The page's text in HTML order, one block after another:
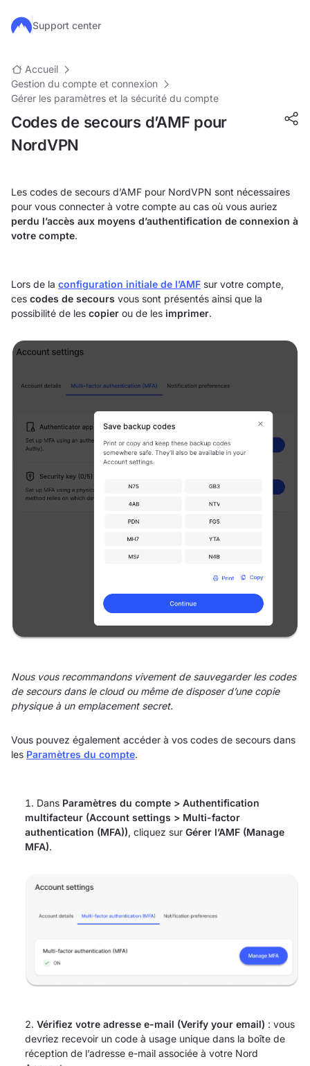
Passer au contenu principal
Support center
Accueil
Gestion du compte et connexion
Gérer les paramètres et la sécurité du compte
Codes de secours d’AMF pour
NordVPN
Les codes de secours d’AMF pour NordVPN sont nécessaires
pour vous connecter à votre compte au cas où vous auriez
perdu l’accès aux moyens d’authentification de connexion à
votre compte.
Lors de la configuration initiale de l’AMF sur votre compte,
ces codes de secours vous sont présentés ainsi que la
possibilité de les copier ou de les imprimer.
Nous vous recommandons vivement de sauvegarder les codes
de secours dans le cloud ou même de disposer d’une copie
physique à un emplacement secret.
Vous pouvez également accéder à vos codes de secours dans
les Paramètres du compte.
Dans Paramètres du compte > Authentification
multifacteur (Account settings > Multi-factor
authentication (MFA)), cliquez sur Gérer l’AMF (Manage
MFA).
Vérifiez votre adresse e-mail (Verify your email) : vous
devriez recevoir un code à usage unique dans la boîte de
réception de l’adresse e-mail associée à votre Nord